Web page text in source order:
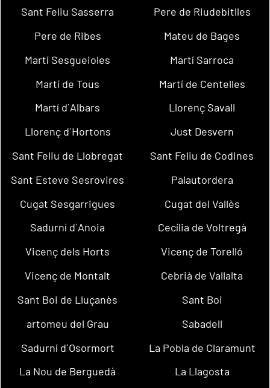
Sant Feliu Sasserra
Pere de Riudebitlles
Pere de Ribes
Mateu de Bages
Martí Sesgueioles
Martí Sarroca
Martí de Tous
Martí de Centelles
Martí d´Albars
Llorenç Savall
Llorenç d´Hortons
Just Desvern
Sant Feliu de Llobregat
Sant Feliu de Codines
Sant Esteve Sesrovires
Palautordera
Cugat Sesgarrigues
Cugat del Vallès
Sadurní d´Anoia
Cecília de Voltregà
Vicenç dels Horts
Vicenç de Torelló
Vicenç de Montalt
Cebrià de Vallalta
Sant Boi de Lluçanès
Sant Boi
artomeu del Grau
Sabadell
Sadurní d´Osormort
La Pobla de Claramunt
La Nou de Berguedà
La Llagosta